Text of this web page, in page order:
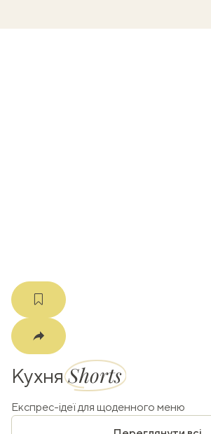
КухняShorts
Експрес-ідеї для щоденного меню